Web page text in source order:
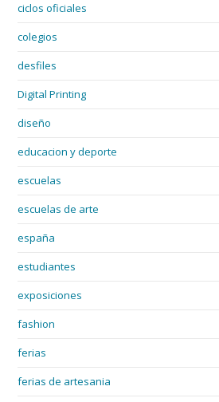
ciclos oficiales
colegios
desfiles
Digital Printing
diseño
educacion y deporte
escuelas
escuelas de arte
españa
estudiantes
exposiciones
fashion
ferias
ferias de artesania